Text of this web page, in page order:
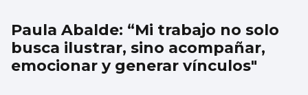
Paula Abalde: “Mi trabajo no solo
busca ilustrar, sino acompañar,
emocionar y generar vínculos"